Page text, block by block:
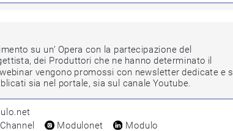
su un’ Opera con la partecipazione del
dei Produttori che ne hanno determinato il
vengono promossi con newsletter dedicate e sui
sia nel portale, sia sul canale Youtube.
Modulonet Modulo